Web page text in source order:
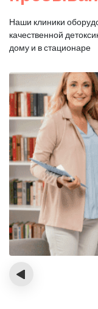
Наши клиники
качественной
дому и в стационаре
‹